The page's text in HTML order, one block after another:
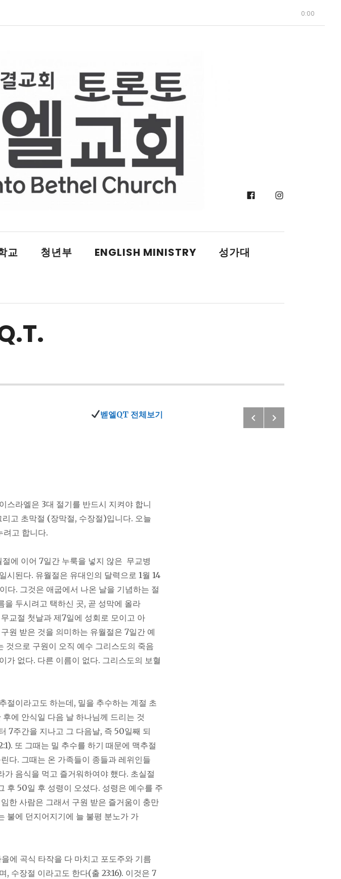
Facebook
교 청년부 ENGLISH MINISTRY 성가대
벧엘QT 전체보기
스라엘은 3대 절기를 반드시 지켜야 합니
고 초막절 (장막절, 수장절)입니다. 오늘
려고 합니다.
에 이어 7일간 누룩을 넣지 않은 무교병
시된다. 유월절은 유대인의 달력으로 1월 14
다. 그것은 애굽에서 나온 날을 기념하는 절
을 두시려고 택하신 곳, 곧 성막에 올라
교절 첫날과 제7일에 성회로 모이고 아
원 받은 것을 의미하는 유월절은 7일간 예
것으로 구원이 오직 예수 그리스도의 죽음
가 없다. 다른 이름이 없다. 그리스도의 보혈
절이라고도 하는데, 밀을 추수하는 계절 초
에 안식일 다음 날 하나님께 드리는 것
7주간을 지나고 그 다음날, 즉 50일째 되
또 그때는 밀 추수를 하기 때문에 맥추절
다. 그때는 온 가족들이 종들과 레위인들
음식을 먹고 즐거워하여야 했다. 초실절
후 50일 후 성령이 오셨다. 성령은 예수를 주
한 사람은 그래서 구원 받은 즐거움이 충만
불에 던지어지기에 늘 불평 분노가 가
에 곡식 타작을 다 마치고 포도주와 기름
, 수장절 이라고도 한다(출 23:16). 이것은 7
PostPrevious: 날
Next: 2020
0:00